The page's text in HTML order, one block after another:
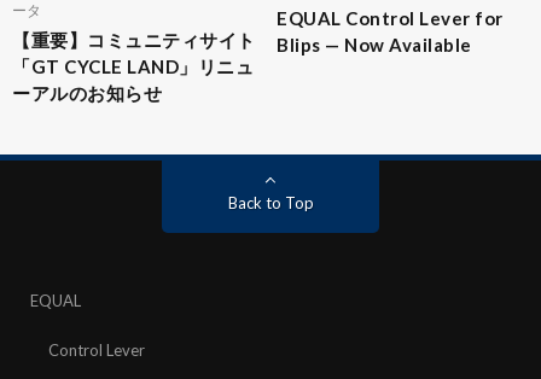
ータ
【重要】コミュニティサイト
「GT CYCLE LAND」リニュ
ーアルのお知らせ
EQUAL Control Lever for
Blips — Now Available
Back to Top
EQUAL
Control Lever